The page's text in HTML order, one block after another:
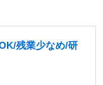
残業少なめ/研